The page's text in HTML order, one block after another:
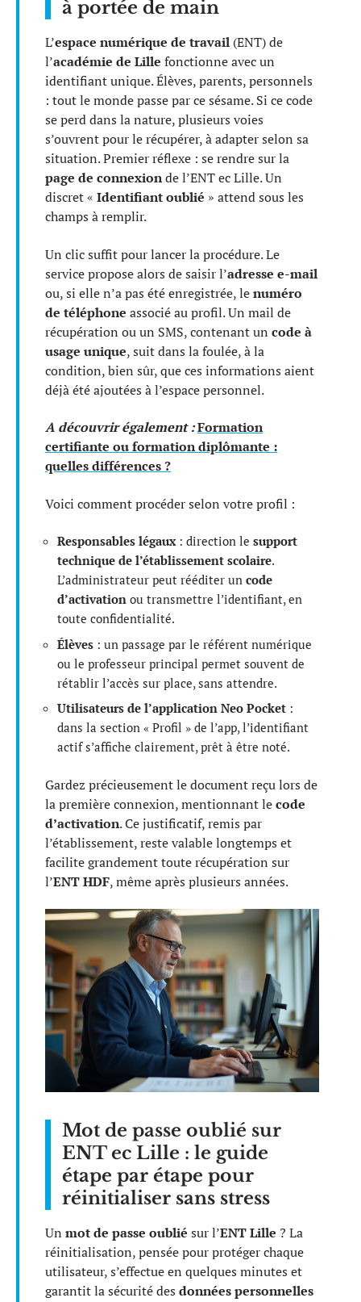
à portée de main
L’espace numérique de travail (ENT) de
l’académie de Lille fonctionne avec un
identifiant unique. Élèves, parents, personnels
: tout le monde passe par ce sésame. Si ce code
se perd dans la nature, plusieurs voies
s’ouvrent pour le récupérer, à adapter selon sa
situation. Premier réflexe : se rendre sur la
page de connexionde l’ENT ec Lille. Un
discret « Identifiant oublié » attend sous les
champs à remplir.
Un clic suffit pour lancer la procédure. Le
service propose alors de saisir l’adresse e-mail
ou, si elle n’a pas été enregistrée, lenuméro
de téléphone associé au profil. Un mail de
récupération ou un SMS, contenant un code à
usage unique, suit dans la foulée, à la
condition, bien sûr, que ces informations aient
déjà été ajoutées à l’espace personnel.
A découvrir également :Formation
certifiante ou formation diplômante :
quelles différences ?
Voici comment procéder selon votre profil :
Responsables légaux: direction le support
technique de l’établissement scolaire.
L’administrateur peut rééditer un code
d’activation ou transmettre l’identifiant, en
toute confidentialité.
Élèves : un passage par le référent numérique
ou le professeur principal permet souvent de
rétablir l’accès sur place, sans attendre.
Utilisateurs de l’application Neo Pocket :
dans la section « Profil » de l’app, l’identifiant
actif s’affiche clairement, prêt à être noté.
Gardez précieusement le document reçu lors de
la première connexion, mentionnant lecode
d’activation. Ce justificatif, remis par
l’établissement, reste valable longtemps et
facilite grandement toute récupération sur
l’ENT HDF, même après plusieurs années.
Mot de passe oublié sur
ENT ec Lille : le guide
étape par étape pour
réinitialiser sans stress
Un mot de passe oublié sur l’ENT Lille ? La
réinitialisation, pensée pour protéger chaque
utilisateur, s’effectue en quelques minutes et
garantit la sécurité des données personnelles